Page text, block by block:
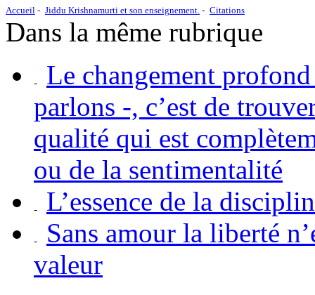
Accueil Jiddu Krishnamurti et son enseignement. Citations
Dans la même rubrique
Le changement
parlons -, c’est de
qualité qui est
ou de la sentimentalité
L’essence de la
Sans amour la liberté
valeur